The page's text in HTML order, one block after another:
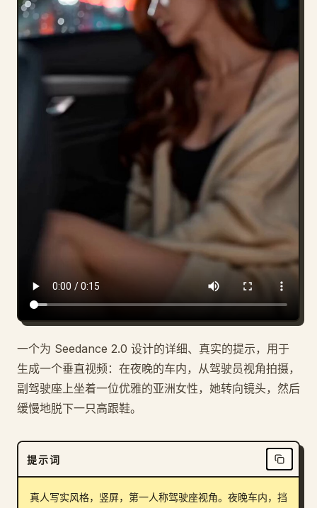
更新
一个为 Seedance 2.0 设计的详细、真实的提示，用于
生成一个垂直视频：在夜晚的车内，从驾驶员视角拍摄，
副驾驶座上坐着一位优雅的亚洲女性，她转向镜头，然后
缓慢地脱下一只高跟鞋。
提示词
真人写实风格，竖屏，第一人称驾驶座视角。夜晚车内，挡